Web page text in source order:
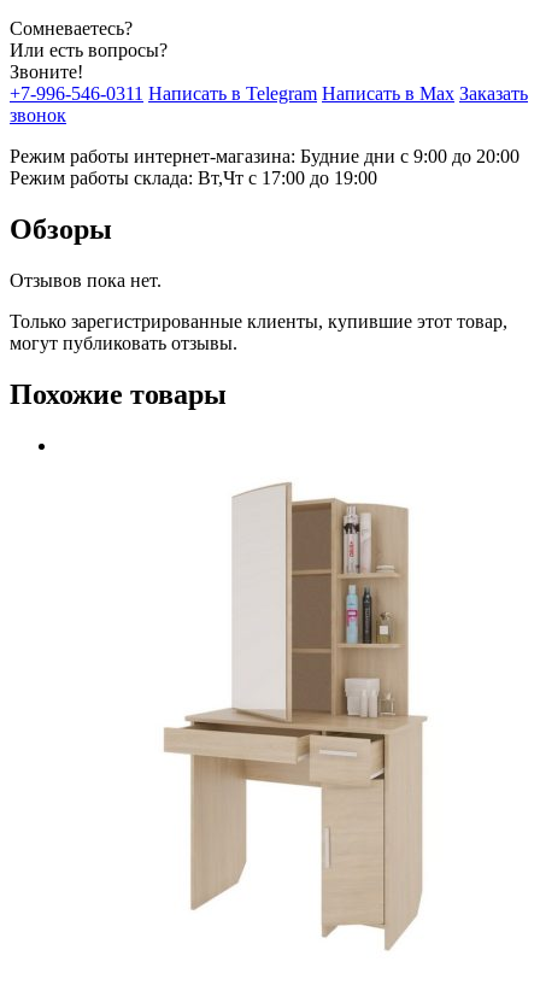
Сомневаетесь?
Или есть вопросы?
Звоните!
+7-996-546-0311 Написать в Telegram Написать в Max Заказать
звонок
Режим работы интернет-магазина: Будние дни с 9:00 до 20:00
Режим работы склада: Вт,Чт с 17:00 до 19:00
Обзоры
Отзывов пока нет.
Только зарегистрированные клиенты, купившие этот товар,
могут публиковать отзывы.
Похожие товары